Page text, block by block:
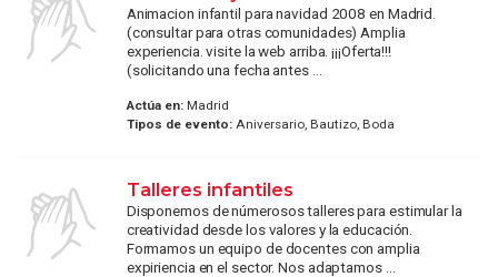
Animacion infantil para navidad 2008 en Madrid.
(consultar para otras comunidades) Amplia
experiencia. visite la web arriba. ¡¡¡Oferta!!!
(solicitando una fecha antes ...
Actúa en:Madrid
Tipos de evento:Aniversario, Bautizo, Boda
Talleres infantiles
Disponemos de númerosos talleres para estimular la
creatividad desde los valores y la educación.
Formamos un equipo de docentes con amplia
expiriencia en el sector. Nos adaptamos ...